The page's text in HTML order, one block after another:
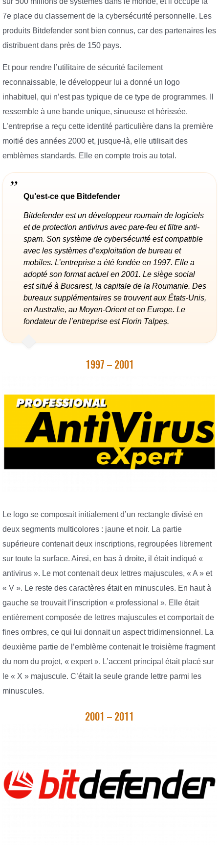
7e place du classement de la cybersécurité personnelle. Les
produits Bitdefender sont bien connus, car des partenaires les
distribuent dans près de 150 pays.
Et pour rendre l’utilitaire de sécurité facilement
reconnaissable, le développeur lui a donné un logo
inhabituel, qui n’est pas typique de ce type de programmes. Il
ressemble à une bande unique, sinueuse et hérissée.
L’entreprise a reçu cette identité particulière dans la première
moitié des années 2000 et, jusque-là, elle utilisait des
emblèmes standards. Elle en compte trois au total.
Qu’est-ce que Bitdefender
Bitdefender est un développeur roumain de logiciels
et de protection antivirus avec pare-feu et filtre anti-
spam. Son système de cybersécurité est compatible
avec les systèmes d’exploitation de bureau et
mobiles. L’entreprise a été fondée en 1997. Elle a
adopté son format actuel en 2001. Le siège social
est situé à Bucarest, la capitale de la Roumanie. Des
bureaux supplémentaires se trouvent aux États-Unis,
en Australie, au Moyen-Orient et en Europe. Le
fondateur de l’entreprise est Florin Talpeș.
1997 – 2001
Le logo se composait initialement d’un rectangle divisé en
deux segments multicolores : jaune et noir. La partie
supérieure contenait deux inscriptions, regroupées librement
sur toute la surface. Ainsi, en bas à droite, il était indiqué «
antivirus ». Le mot contenait deux lettres majuscules, « A » et
« V ». Le reste des caractères était en minuscules. En haut à
gauche se trouvait l’inscription « professional ». Elle était
entièrement composée de lettres majuscules et comportait de
fines ombres, ce qui lui donnait un aspect tridimensionnel. La
deuxième partie de l’emblème contenait le troisième fragment
du nom du projet, « expert ». L’accent principal était placé sur
le « X » majuscule. C’était la seule grande lettre parmi les
minuscules.
2001 – 2011